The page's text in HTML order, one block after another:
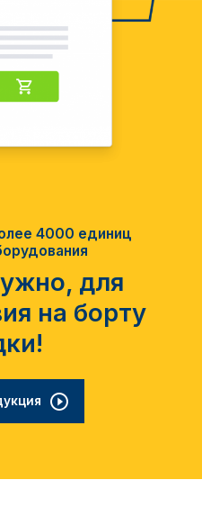
4000 единиц
для
на борту